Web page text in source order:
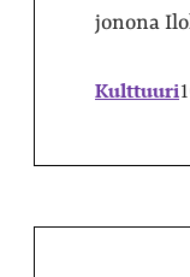
jonona
Kulttuuri